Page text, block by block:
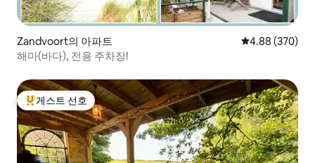
Zandvoort의 아파트 평점 4.88점(5
4.88 (370)
해마(바다), 전용 주차장!
상위 게스트 선호
게스트 선호